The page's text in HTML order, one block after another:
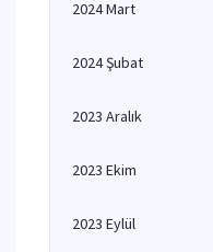
2024 Mart
2024 Şubat
2023 Aralık
2023 Ekim
2023 Eylül